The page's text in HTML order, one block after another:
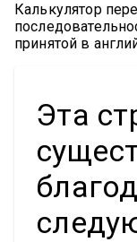
Калькулятор
принятой в
Эта